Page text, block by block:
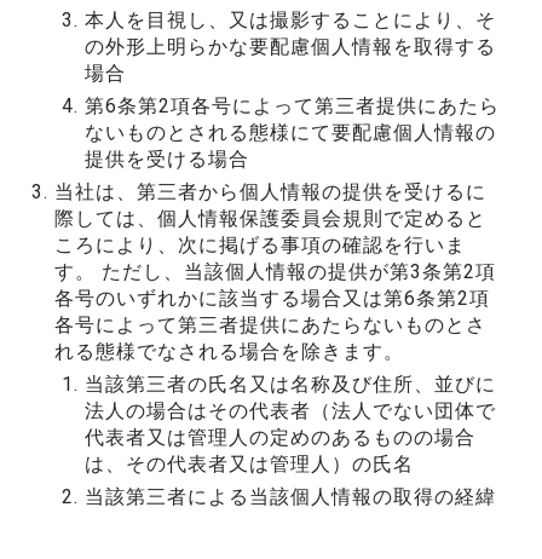
本人を目視し、又は撮影することにより、そ
の外形上明らかな要配慮個人情報を取得する
場合
第6条第2項各号によって第三者提供にあたら
ないものとされる態様にて要配慮個人情報の
提供を受ける場合
当社は、第三者から個人情報の提供を受けるに
際しては、個人情報保護委員会規則で定めると
ころにより、次に掲げる事項の確認を行いま
す。 ただし、当該個人情報の提供が第3条第2項
各号のいずれかに該当する場合又は第6条第2項
各号によって第三者提供にあたらないものとさ
れる態様でなされる場合を除きます。
当該第三者の氏名又は名称及び住所、並びに
法人の場合はその代表者（法人でない団体で
代表者又は管理人の定めのあるものの場合
は、その代表者又は管理人）の氏名
当該第三者による当該個人情報の取得の経緯